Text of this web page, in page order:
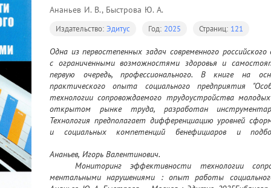
Ананьев И. В., Быстрова Ю. А.
Издательство: Эдитус Год: 2025 Страниц: 121
Одна из первостепенных задач современного
с ограниченными возможностями здоровья и
первую очередь, профессионального. В книге на
практического опыта социального предприятия
технологии сопровождаемого трудоустройства
открытом рынке труда, разработан
Технология предполагает дифференциацию уровней
и социальных компетенций бенефициаров и
трудовых маршрутных карт на каждого соискателя.
ментальными нарушениями профессиональных и
трудоустройству определены пять компонентов:
Ананьев, Игорь Валентинович.
ментальными нарушениями : опыт работы